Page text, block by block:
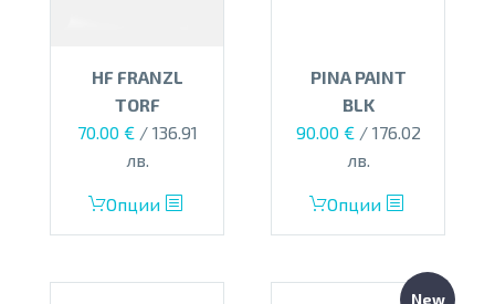
HF FRANZL
TORF
70.00 € / 136.91
лв.
Опции
This
product
multiple
PINA PAINT
BLK
Original
125.00 €.
90.00 €Текущата
цена
90.00 €.
/ 176.02
лв.
Опции
This
product
multiple
New